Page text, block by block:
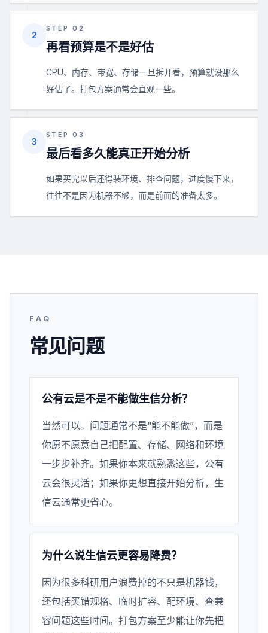
2
STEP 02
再看预算是不是好估
CPU、内存、带宽、存储一旦拆开看，预算就没那么
好估了。打包方案通常会直观一些。
3
STEP 03
最后看多久能真正开始分析
如果买完以后还得装环境、排查问题，进度慢下来，
往往不是因为机器不够，而是前面的准备太多。
FAQ
常见问题
公有云是不是不能做生信分析？
当然可以。问题通常不是“能不能做”，而是
你愿不愿意自己把配置、存储、网络和环境
一步步补齐。如果你本来就熟悉这些，公有
云会很灵活；如果你更想直接开始分析，生
信云通常更省心。
为什么说生信云更容易降费？
因为很多科研用户浪费掉的不只是机器钱，
还包括买错规格、临时扩容、配环境、查兼
容问题这些时间。打包方案至少能让你先把